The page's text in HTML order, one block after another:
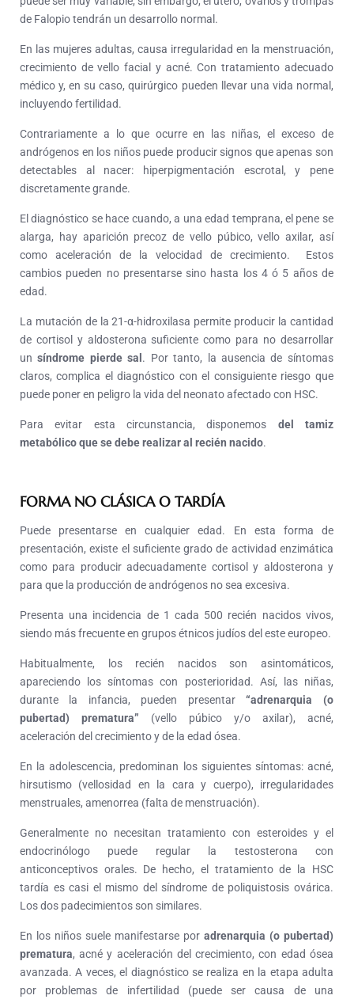
de Falopio tendrán un desarrollo normal.
En las mujeres adultas, causa irregularidad en la menstruación,
crecimiento de vello facial y acné. Con tratamiento adecuado
médico y, en su caso, quirúrgico pueden llevar una vida normal,
incluyendo fertilidad.
Contrariamente a lo que ocurre en las niñas, el exceso de
andrógenos en los niños puede producir signos que apenas son
detectables al nacer: hiperpigmentación escrotal, y pene
discretamente grande.
El diagnóstico se hace cuando, a una edad temprana, el pene se
alarga, hay aparición precoz de vello púbico, vello axilar, así
como aceleración de la velocidad de crecimiento. Estos
cambios pueden no presentarse sino hasta los 4 ó 5 años de
edad.
La mutación de la 21-α-hidroxilasa permite producir la cantidad
de cortisol y aldosterona suficiente como para no desarrollar
unsíndrome pierde sal . Por tanto, la ausencia de síntomas
claros, complica el diagnóstico con el consiguiente riesgo que
puede poner en peligro la vida del neonato afectado con HSC.
Para evitar esta circunstancia, disponemos del tamiz
metabólico que se debe realizar al recién nacido.
FORMA NO CLÁSICA O TARDÍA
Puede presentarse en cualquier edad. En esta forma de
presentación, existe el suficiente grado de actividad enzimática
como para producir adecuadamente cortisol y aldosterona y
para que la producción de andrógenos no sea excesiva.
Presenta una incidencia de 1 cada 500 recién nacidos vivos,
siendo más frecuente en grupos étnicos judíos del este europeo.
Habitualmente, los recién nacidos son asintomáticos,
apareciendo los síntomas con posterioridad. Así, las niñas,
durante la infancia, pueden presentar“adrenarquia (o
pubertad) prematura” (vello púbico y/o axilar), acné,
aceleración del crecimiento y de la edad ósea.
En la adolescencia, predominan los siguientes síntomas: acné,
hirsutismo (vellosidad en la cara y cuerpo), irregularidades
menstruales, amenorrea (falta de menstruación).
Generalmente no necesitan tratamiento con esteroides y el
endocrinólogo puede regular la testosterona con
anticonceptivos orales. De hecho, el tratamiento de la HSC
tardía es casi el mismo del síndrome de poliquistosis ovárica.
Los dos padecimientos son similares.
En los niños suele manifestarse por adrenarquia (o pubertad)
prematura, acné y aceleración del crecimiento, con edad ósea
avanzada. A veces, el diagnóstico se realiza en la etapa adulta
por problemas de infertilidad (puede ser causa de una